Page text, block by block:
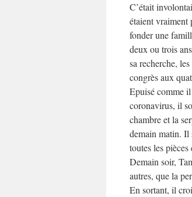
C’était
étaient vraiment
fonder une
deux ou trois
sa recherche,
congrès aux
Epuisé comme
coronavirus, il
chambre et la
demain matin. Il
toutes les
Demain soir,
autres, que la
En sortant, il